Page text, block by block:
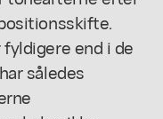
end i de
således